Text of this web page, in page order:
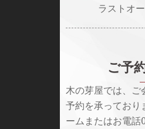
ラストオ
ご予
木の芽屋では、ご
予約を承っており
ームまたはお電